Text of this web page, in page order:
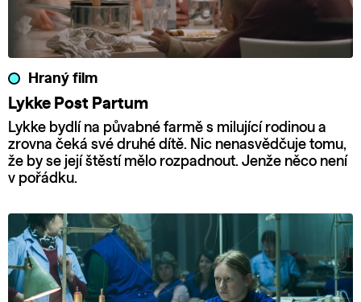
Hraný film
Lykke Post Partum
Lykke bydlí na půvabné farmě s milující rodinou a
zrovna čeká své druhé dítě. Nic nenasvědčuje tomu,
že by se její štěstí mělo rozpadnout. Jenže něco není
v pořádku.